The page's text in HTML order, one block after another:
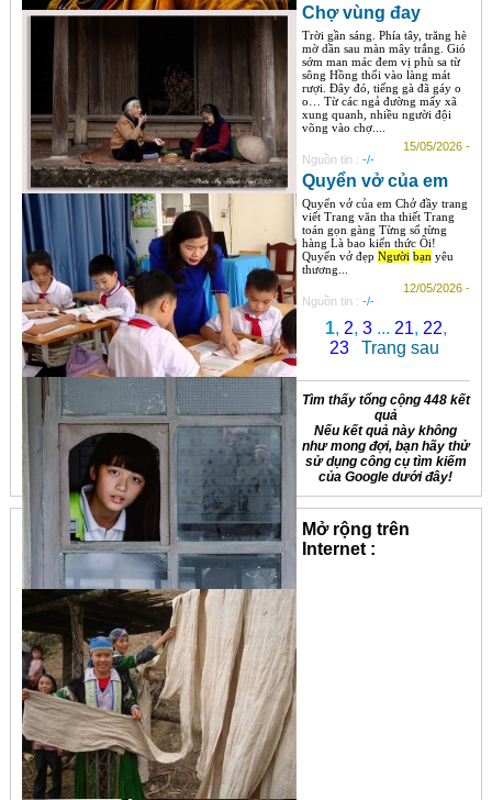
Chợ vùng đay
Trời gần sáng. Phía tây, trăng hè
mờ dần sau màn mây trắng. Gió
sớm man mác đem vị phù sa từ
sông Hồng thổi vào làng mát
rượi. Đây đó, tiếng gà đã gáy o
o… Từ các ngả đường mấy xã
xung quanh, nhiều người đội
võng vào chợ....
15/05/2026 -
Nguồn tin : -/-
Quyển vở của em
Quyển vở của em Chở đầy trang
viết Trang văn tha thiết Trang
toán gọn gàng Từng sổ từng
hàng Là bao kiến thức Ôi!
Quyển vở đẹp Người bạnyêu
thương...
12/05/2026 -
Nguồn tin : -/-
1, 2, 3... 21, 22,
23
Trang sau
Tìm thấy tổng cộng 448 kết
quả
Nếu kết quả này không
như mong đợi, bạn hãy thử
sử dụng công cụ tìm kiếm
của Google dưới đây!
Mở rộng trên
Internet :